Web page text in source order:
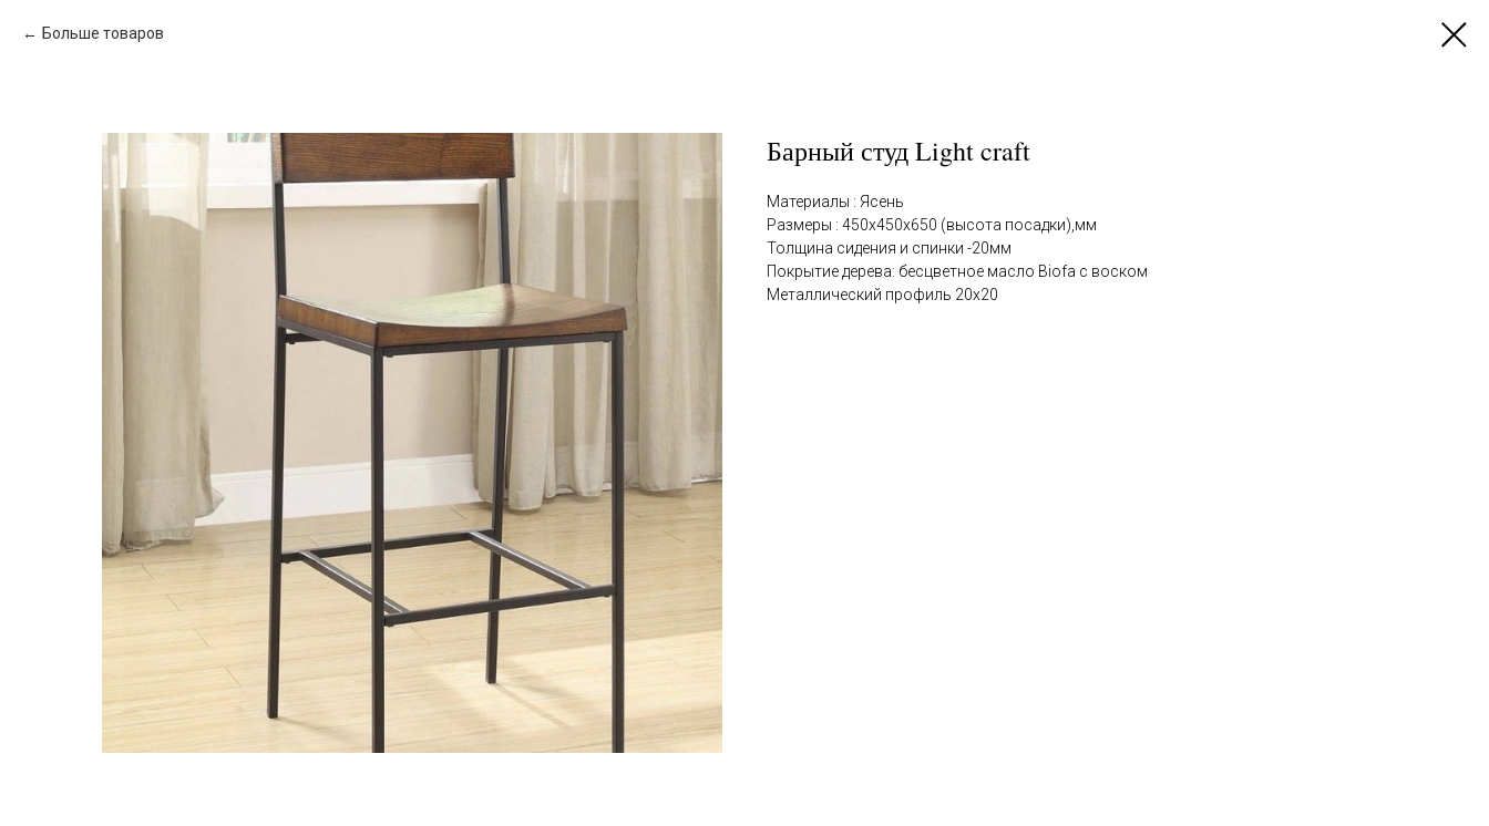
Больше товаров
Барный студ Light craft
Материалы : Ясень
Размеры : 450х450х650 (высота посадки),мм
Толщина сидения и спинки -20мм
Покрытие дерева: бесцветное масло Biofa с воском
Металлический профиль 20х20